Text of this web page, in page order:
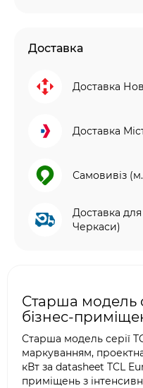
Доставка
Доставка
Доставка
Самовивіз
Доставка
Черкаси)
Старша модель
бізнес-
Старша модель серії
маркуванням,
кВт за datasheet TCL
приміщень з